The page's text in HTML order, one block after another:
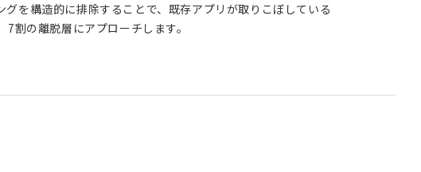
グを構造的に排除することで、既存アプリが取りこぼしている
割の離脱層にアプローチします。